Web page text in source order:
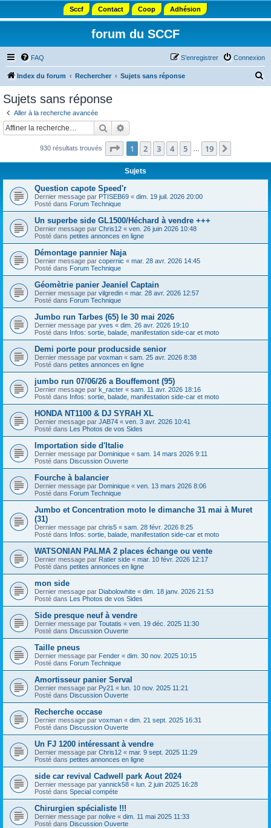
Sccf Contact Coop Adhésion
forum du SCCF
FAQ Connexion
S’enregistrer
Index du forum Rechercher Sujets sans réponse
c
Sujets sans réponse
Aller à la recherche avancée
Rechercher
930 résultats trouvés Page 1sur19
1 2 3 4 5 19
Sujets
Question capote Speed'r
Dernier message par PTISEB69 « dim. 19 juil. 2026 20:00
Posté dans Forum Technique
Un superbe side GL1500/Héchard à vendre +++
Dernier message par Chris12 « ven. 26 juin 2026 10:48
Posté dans petites annonces en ligne
Démontage pannier Naja
Dernier message par copernic « mar. 28 avr. 2026 14:45
Posté dans Forum Technique
Géomètrie panier Jeaniel Captain
Dernier message par vilgredin « mar. 28 avr. 2026 12:57
Posté dans Forum Technique
Jumbo run Tarbes (65) le 30 mai 2026
Dernier message par yves « dim. 26 avr. 2026 19:10
Posté dans Infos: sortie, balade, manifestation side-car et moto
Demi porte pour producside senior
Dernier message par voxman « sam. 25 avr. 2026 8:38
Posté dans petites annonces en ligne
jumbo run 07/06/26 a Bouffemont (95)
Dernier message par k_racter « sam. 11 avr. 2026 18:16
Posté dans Infos: sortie, balade, manifestation side-car et moto
HONDA NT1100 & DJ SYRAH XL
Dernier message par JAB74 « ven. 3 avr. 2026 10:41
Posté dans Les Photos de vos Sides
Importation side d'Italie
Dernier message par Dominique « sam. 14 mars 2026 9:11
Posté dans Discussion Ouverte
Fourche à balancier
Dernier message par Dominique « ven. 13 mars 2026 8:06
Posté dans Forum Technique
Jumbo et Concentration moto le dimanche 31 mai à Muret
(31)
Dernier message par chris5 « sam. 28 févr. 2026 8:25
Posté dans Infos: sortie, balade, manifestation side-car et moto
WATSONIAN PALMA 2 places échange ou vente
Dernier message par Ratier side « mar. 10 févr. 2026 12:17
Posté dans petites annonces en ligne
mon side
Dernier message par Diabolowhite « dim. 18 janv. 2026 21:53
Posté dans Les Photos de vos Sides
Side presque neuf à vendre
Dernier message par Toutatis « ven. 19 déc. 2025 11:30
Posté dans Discussion Ouverte
Taille pneus
Dernier message par Fender « dim. 30 nov. 2025 10:15
Posté dans Forum Technique
Amortisseur panier Serval
Dernier message par Py21 « lun. 10 nov. 2025 11:21
Posté dans Discussion Ouverte
Recherche occase
Dernier message par voxman « dim. 21 sept. 2025 16:31
Posté dans Discussion Ouverte
Un FJ 1200 intéressant à vendre
Dernier message par Chris12 « mar. 9 sept. 2025 11:29
Posté dans petites annonces en ligne
side car revival Cadwell park Aout 2024
Dernier message par yannick58 « lun. 2 juin 2025 16:28
Posté dans Special compéte
Chirurgien spécialiste !!!
Dernier message par nolive « dim. 11 mai 2025 11:33
Posté dans Discussion Ouverte